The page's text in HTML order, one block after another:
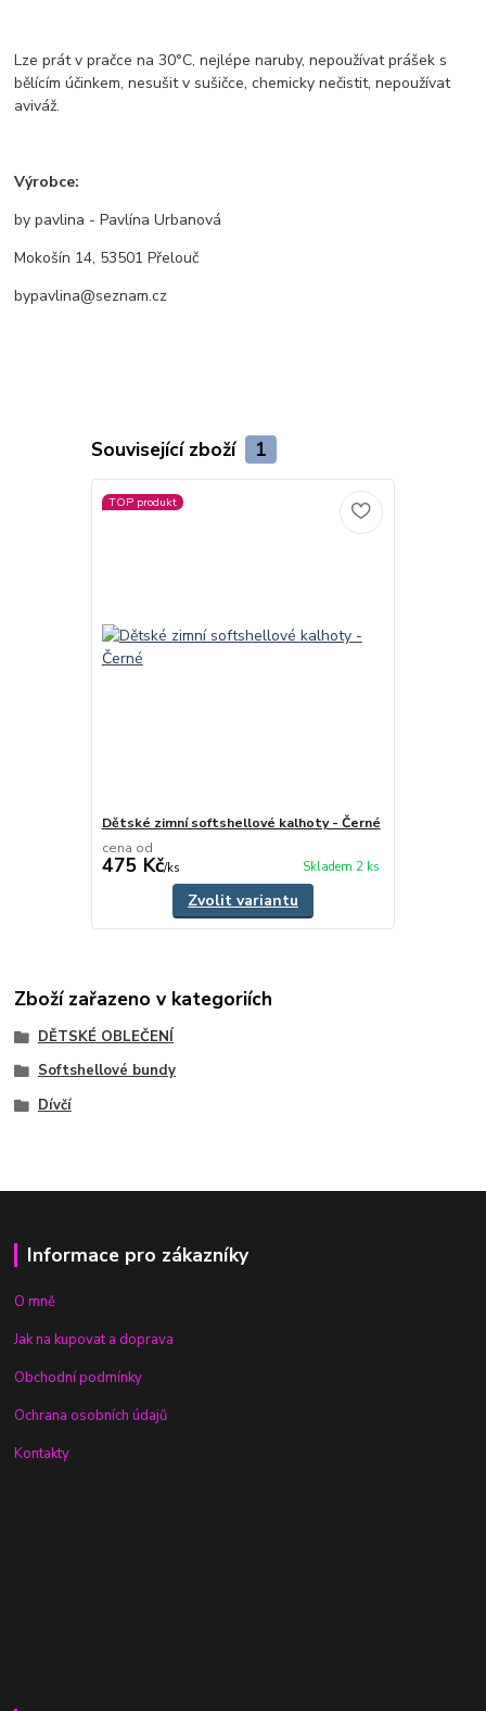
Lze prát v pračce na 30°C, nejlépe naruby, nepoužívat prášek s
bělícím účinkem, nesušit v sušičce, chemicky nečistit, nepoužívat
aviváž.
Výrobce:
by pavlina - Pavlína Urbanová
Mokošín 14, 53501 Přelouč
bypavlina@seznam.cz
Související zboží 1
TOP produkt
Dětské zimní softshellové kalhoty - Černé
cena od
475 Kč/ks Skladem 2 ks
Zvolit variantu
Zboží zařazeno v kategoriích
DĚTSKÉ OBLEČENÍ
Softshellové bundy
Dívčí
Informace pro zákazníky
O mně
Jak na kupovat a doprava
Obchodní podmínky
Ochrana osobních údajů
Kontakty